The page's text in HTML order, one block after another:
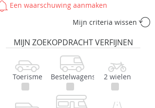
Een waarschuwing aanmaken
Mijn criteria wissen
MIJN ZOEKOPDRACHT VERFIJNEN
Toerisme Bestelwagens 2 wielen